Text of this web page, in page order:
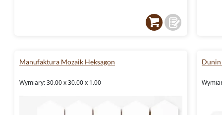
Manufaktura Mozaik Heksagon
Wymiary: 30.00 x 30.00 x 1.00